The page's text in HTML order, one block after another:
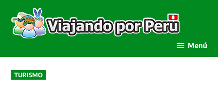
contenido
por
Menú
PUBLICADO
EN
TURISMO